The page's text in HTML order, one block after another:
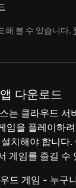
해 볼 수 있습니다.
다운로드
는 클라우드 서
임을 플레이하
치해야 합니다
게임를 즐길 수
드 게임 - 누구